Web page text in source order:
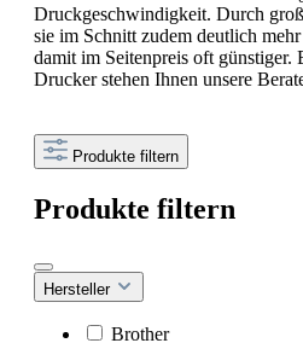
Druckgeschwindigkeit. Durch
sie im Schnitt zudem deutlich
damit im Seitenpreis oft günstiger.
Drucker stehen Ihnen unsere
Produkte filtern
Produkte filtern
Hersteller
Brother